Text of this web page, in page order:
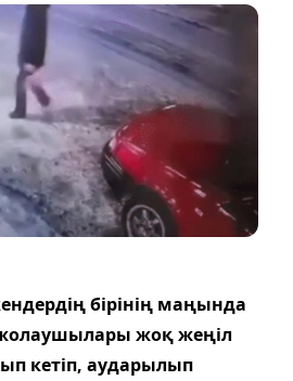
бірінің маңында
жолаушылары жоқ жеңіл
кетіп, аударылып